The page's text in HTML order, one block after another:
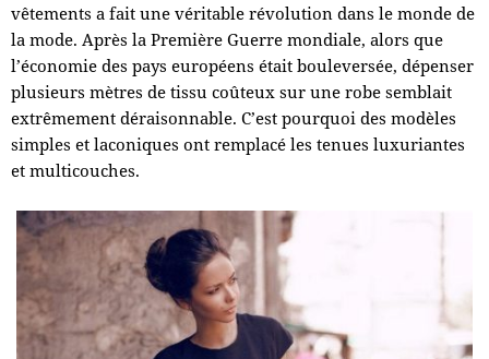
vêtements a fait une véritable révolution dans le monde de
la mode. Après la Première Guerre mondiale, alors que
l’économie des pays européens était bouleversée, dépenser
plusieurs mètres de tissu coûteux sur une robe semblait
extrêmement déraisonnable. C’est pourquoi des modèles
simples et laconiques ont remplacé les tenues luxuriantes
et multicouches.